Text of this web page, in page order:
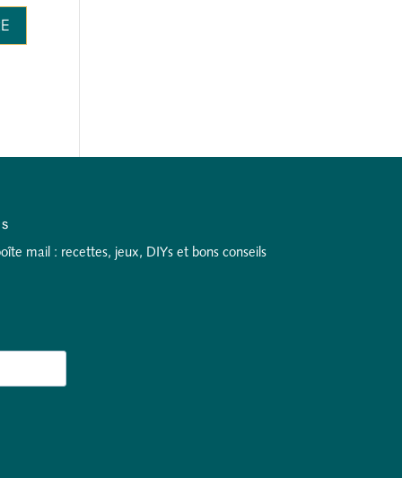
mail : recettes, jeux, DIYs et bons conseils